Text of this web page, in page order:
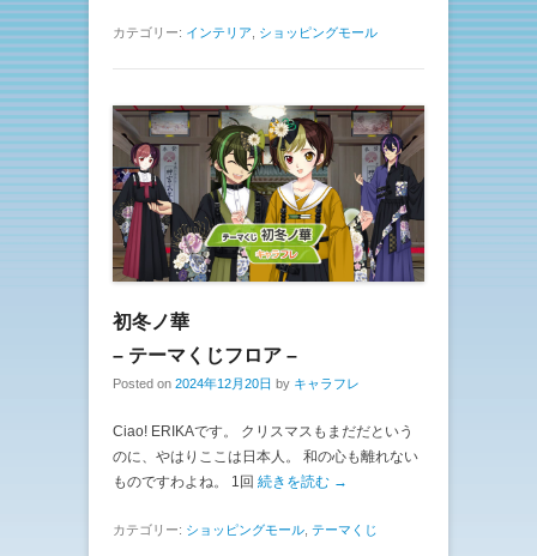
カテゴリー: インテリア ショッピングモール
初冬ノ華
– テーマくじフロア –
Posted on 2024年12月20日 by キャラフレ
Ciao! ERIKAです。 クリスマスもまだだという
のに、やはりここは日本人。 和の心も離れない
ものですわよね。 1回 続きを読む →
カテゴリー: ショッピングモール テーマくじ